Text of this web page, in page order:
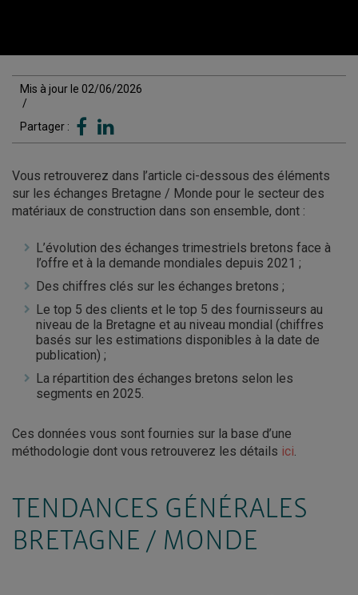
Mis à jour le 02/06/2026
/
Partager :
Vous retrouverez dans l’article ci-dessous des éléments
sur les échanges Bretagne / Monde pour le secteur des
matériaux de construction dans son ensemble, dont :
L’évolution des échanges trimestriels bretons face à
l’offre et à la demande mondiales depuis 2021 ;
Des chiffres clés sur les échanges bretons ;
Le top 5 des clients et le top 5 des fournisseurs au
niveau de la Bretagne et au niveau mondial (chiffres
basés sur les estimations disponibles à la date de
publication) ;
La répartition des échanges bretons selon les
segments en 2025.
Ces données vous sont fournies sur la base d’une
méthodologie dont vous retrouverez les détails ici.
TENDANCES GÉNÉRALES
BRETAGNE / MONDE